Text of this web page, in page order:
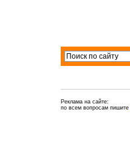
Реклама на сайте:
по всем вопросам пишите